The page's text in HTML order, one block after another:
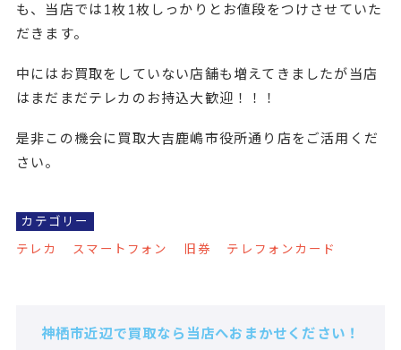
も、当店では1枚1枚しっかりとお値段をつけさせていた
だきます。
中にはお買取をしていない店舗も増えてきましたが当店
はまだまだテレカのお持込大歓迎！！！
是非この機会に買取大吉鹿嶋市役所通り店をご活用くだ
さい。
カテゴリー
テレカ
スマートフォン 旧券 テレフォンカード
神栖市近辺で買取なら当店へおまかせください！